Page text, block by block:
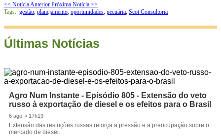
<< Notícia Anterior Próxima Notícia >>
Tags: gestão planejamento oportunidades pecuária Scot Consultoria
Últimas Notícias
Agro Num Instante - Episódio 805 - Extensão do veto
russo à exportação de diesel e os efeitos para o Brasil
6 ago. • 17h19
Extensão das restrições russas reforça a pressão e a preocupação sobre o
mercado de diesel.